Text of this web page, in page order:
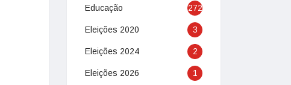
Educação 272
Eleições 2020 3
Eleições 2024 2
Eleições 2026 1